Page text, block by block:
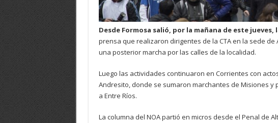
Desde Formosa salió, por la mañana de este jueves,
prensa que realizaron dirigentes de la CTA en la sede de
una posterior marcha por las calles de la localidad.
Luego las actividades continuaron en Corrientes con
Andresito, donde se sumaron marchantes de Misiones y
a Entre Ríos.
La columna del NOA partió en micros desde el Penal de